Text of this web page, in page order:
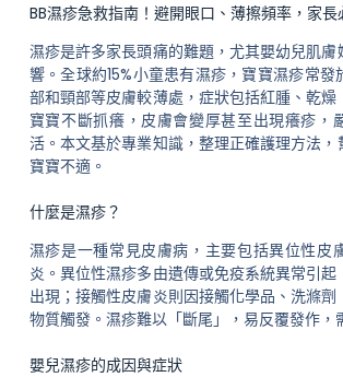
BB濕疹急救指南！避開眼口、薄擦頻率，家
濕疹是許多家長頭痛的難題，尤其嬰幼兒肌
響。全球約15%小童患有濕疹，寶寶濕疹常
部和頸部等皮膚較薄處，症狀包括紅腫、乾
寶寶不斷抓癢，皮膚會變厚甚至出現癢疹，
活。本文基於專業知識，整理正確護理方法
寶寶不適。
什麼是濕疹？
濕疹是一種常見皮膚病，主要包括異位性皮
炎。異位性濕疹多由遺傳或免疫系統異常引
出現；接觸性皮膚炎則因接觸化學品、洗滌
物質觸發。濕疹難以「斷尾」，易反覆發作，
嬰兒濕疹的成因與症狀